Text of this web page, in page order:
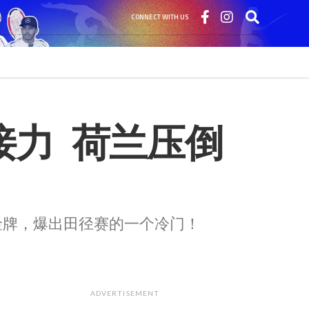
CONNECT WITH US
荷兰压倒
，爆出田径赛的一个冷门！
ADVERTISEMENT